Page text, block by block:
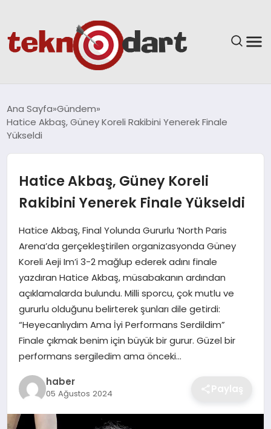
YAŞAM
GÜNDEM
SPOR
EKONOMI
MAGAZIN
OTOMOBIL
TEKNOLOJI
Ana Sayfa Gündem
Hatice Akbaş, Güney Koreli Rakibini Yenerek Finale
Yükseldi
Hatice Akbaş, Güney Koreli
Rakibini Yenerek Finale Yükseldi
Hatice Akbaş, Final Yolunda Gururlu ‘North Paris
Arena’da gerçekleştirilen organizasyonda Güney
Koreli Aeji Im’i 3-2 mağlup ederek adını finale
yazdıran Hatice Akbaş, müsabakanın ardından
açıklamalarda bulundu. Milli sporcu, çok mutlu ve
gururlu olduğunu belirterek şunları dile getirdi:
“Heyecanlıydım Ama İyi Performans Serdildim”
Finale çıkmak benim için büyük bir gurur. Güzel bir
performans sergiledim ama önceki…
haber
05 Ağustos 2024